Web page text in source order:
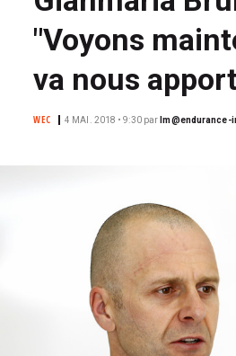
"Voyons
va nous
WEC 4 MAI. 2018 • 9:30 par lm@endurance-